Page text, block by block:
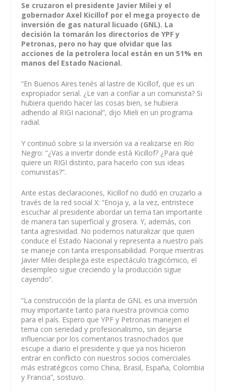
Se cruzaron el presidente Javier Milei y el
gobernador Axel Kicillof por el mega proyecto de
inversión de gas natural licuado (GNL). La
decisión la tomarán los directorios de YPF y
Petronas, pero no hay que olvidar que las
acciones de la petrolera local están en un 51% en
manos del Estado Nacional.
“En Buenos Aires tenés al lastre de Kicillof, que es un
expropiador serial. ¿Le van a confiar a un comunista? Si
hubiera querido hacer las cosas bien, se hubiera
adherido al RIGI nacional”, dijo Mieli en un programa
radial.
Y continuó sobre si la inversión va a realizarse en Río
Negro: “¿Vas a invertir donde está Kicillof? ¿Para qué
quiere un RIGI distinto, para hacerlo con sus ideas
comunistas?”.
Ante estas declaraciones, Kicillof no dudó en cruzarlo a
través de la red social X: “Enoja y, a la vez, entristece
escuchar al presidente abordar un tema tan importante
de manera tan superficial y grosera. Y, además, con
tanta agresividad. No podemos naturalizar que quien
conduce el Estado Nacional y representa a nuestro país
se maneje con tanta irresponsabilidad. Porque mientras
Javier Milei despliega este espectáculo tragicómico, el
desempleo sigue creciendo y la producción sigue
cayendo”.
“La construcción de la planta de GNL es una inversión
muy importante tanto para nuestra provincia como
para el país. Espero que YPF y Petronas manejen el
tema con seriedad y profesionalismo, sin dejarse
influenciar por los comentarios trasnochados que
escupe a diario el presidente y que ya nos hicieron
entrar en conflicto con nuestros socios comerciales
más estratégicos como China, Brasil, España, Colombia
y Francia”, sostuvo.